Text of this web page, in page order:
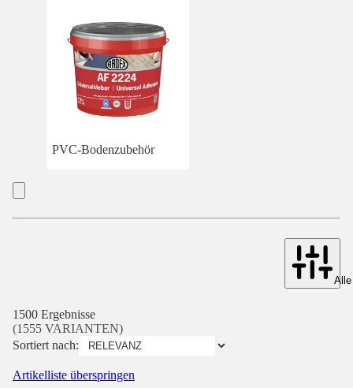
PVC-Bodenzubehör
1500 Ergebnisse
(1555 VARIANTEN)
Sortiert nach:
Artikelliste überspringen